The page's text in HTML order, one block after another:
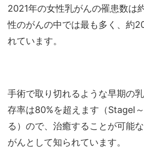
2021年の女性乳がんの罹患数は
性のがんの中では最も多く、約
れています。
手術で取り切れるような早期の
存率は80%を超えます（StageⅠ
る）ので、治癒することが可能
がんとして知られています。